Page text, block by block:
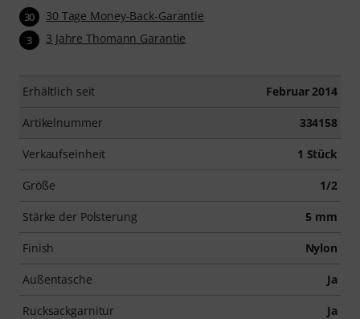
30 30 Tage Money-Back-Garantie
3 3 Jahre Thomann Garantie
Erhältlich seit Februar 2014
Artikelnummer 334158
Verkaufseinheit 1 Stück
Größe 1/2
Stärke der Polsterung 5 mm
Finish Nylon
Außentasche Ja
Rucksackgarnitur Ja